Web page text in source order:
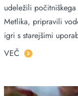
udeležili
Metlika, pripravili
igri s starejšimi
VEČ